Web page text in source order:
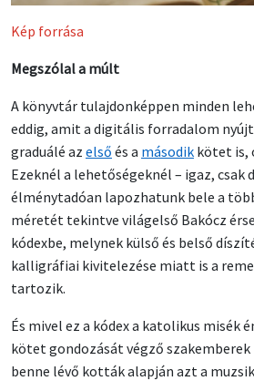
Kép forrása
Megszólal a múlt
A könyvtár tulajdonképpen minden
eddig, amit a digitális forradalom
graduálé az első és a második kötet is,
Ezeknél a lehetőségeknél – igaz, csak
élménytadóan lapozhatunk bele a
méretét tekintve világelső Bakócz
kódexbe, melynek külső és belső
kalligráfiai kivitelezése miatt is a
tartozik.
És mivel ez a kódex a katolikus misék
kötet gondozását végző
benne lévő kották alapján azt a